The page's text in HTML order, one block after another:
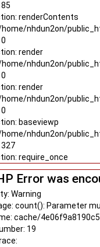
85
renderContents
/home/nhdun2on/
render
/home/nhdun2on/
render
/home/nhdun2on/
baseviewp
/home/nhdun2on/
327
require_once
Error was
Warning
count(): Parameter
cache/
19